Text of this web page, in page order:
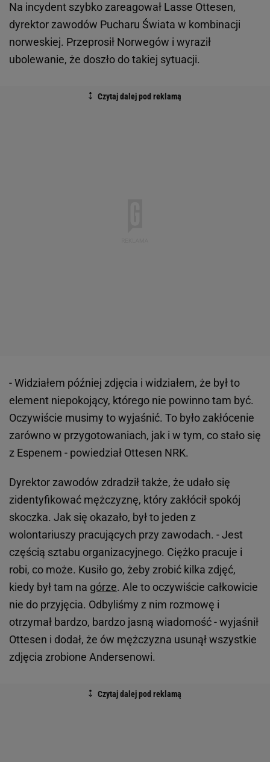
Na incydent szybko zareagował Lasse Ottesen,
dyrektor zawodów Pucharu Świata w kombinacji
norweskiej. Przeprosił Norwegów i wyraził
ubolewanie, że doszło do takiej sytuacji.
- Widziałem później zdjęcia i widziałem, że był to
element niepokojący, którego nie powinno tam być.
Oczywiście musimy to wyjaśnić. To było zakłócenie
zarówno w przygotowaniach, jak i w tym, co stało się
z Espenem - powiedział Ottesen NRK.
Dyrektor zawodów zdradził także, że udało się
zidentyfikować mężczyznę, który zakłócił spokój
skoczka. Jak się okazało, był to jeden z
wolontariuszy pracujących przy zawodach. - Jest
częścią sztabu organizacyjnego. Ciężko pracuje i
robi, co może. Kusiło go, żeby zrobić kilka zdjęć,
kiedy był tam na górze. Ale to oczywiście całkowicie
nie do przyjęcia. Odbyliśmy z nim rozmowę i
otrzymał bardzo, bardzo jasną wiadomość - wyjaśnił
Ottesen i dodał, że ów mężczyzna usunął wszystkie
zdjęcia zrobione Andersenowi.